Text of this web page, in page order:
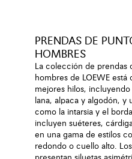
PRENDAS DE
HOMBRES
La colección de prendas
hombres de LOEWE
mejores hilos,
lana, alpaca y algodón, y
como la intarsia y el
incluyen suéteres,
en una gama de estilos
redondo o cuello alto.